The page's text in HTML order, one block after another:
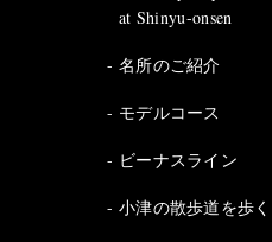
at Shinyu-onsen
名所のご紹介
モデルコース
ビーナスライン
小津の散歩道を歩く